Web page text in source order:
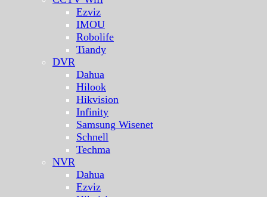
Ezviz
IMOU
Robolife
Tiandy
DVR
Dahua
Hilook
Hikvision
Infinity
Samsung Wisenet
Schnell
Techma
NVR
Dahua
Ezviz